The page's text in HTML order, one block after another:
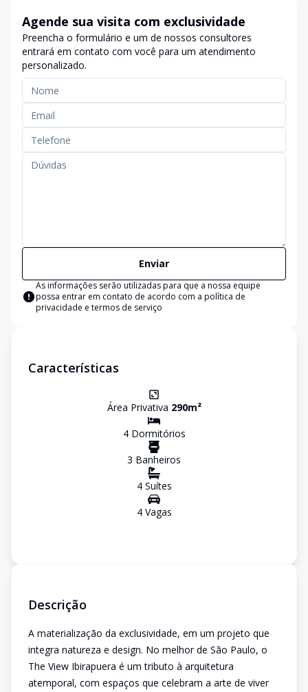
Agende sua visita com exclusividade
Preencha o formulário e um de nossos consultores
entrará em contato com você para um atendimento
personalizado.
Enviar
As informações serão utilizadas para que a nossa equipe
possa entrar em contato de acordo com a política de
privacidade e termos de serviço
Características
Área Privativa 290m²
4Dormitórios
3 Banheiros
4Suítes
4Vagas
Descrição
A materialização da exclusividade, em um projeto que
integra natureza e design. No melhor de São Paulo, o
The View Ibirapuera é um tributo à arquitetura
atemporal, com espaços que celebram a arte de viver